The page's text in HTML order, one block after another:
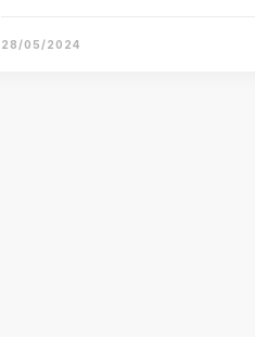
28/05/2024